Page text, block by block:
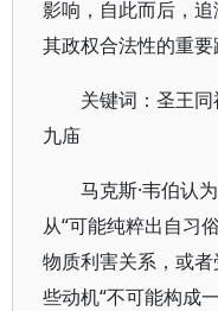
影响，自此而后，
其政权合法性的重要
关键词：圣王
九庙
马克斯·韦伯认
从“可能纯粹出自习
物质利害关系，或
些动机“不可能构成